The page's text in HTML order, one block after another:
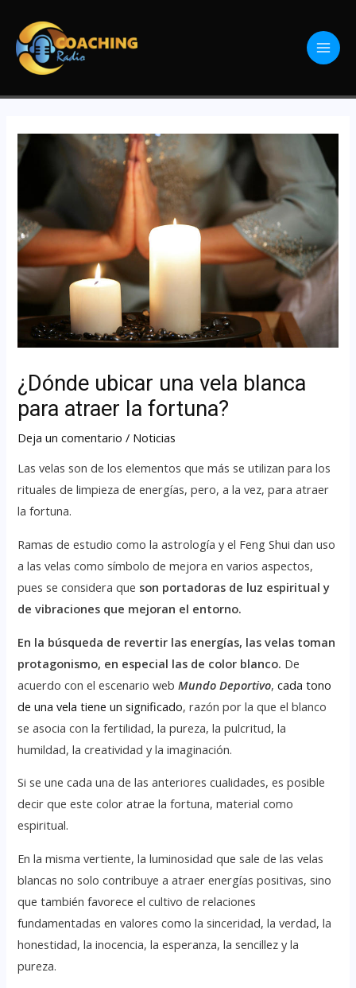
¿Dónde ubicar una vela blanca
para atraer la fortuna?
Deja un comentario / Noticias
Las velas son de los elementos que más se utilizan para los
rituales de limpieza de energías, pero, a la vez, para atraer
la fortuna.
Ramas de estudio como la astrología y el Feng Shui dan uso
a las velas como símbolo de mejora en varios aspectos,
pues se considera que son portadoras de luz espiritual y
de vibraciones que mejoran el entorno.
En la búsqueda de revertir las energías, las velas toman
protagonismo, en especial las de color blanco. De
acuerdo con el escenario webMundo Deportivo,cada tono
de una vela tiene un significado, razón por la que el blanco
se asocia con la fertilidad, la pureza, la pulcritud, la
humildad, la creatividad y la imaginación.
Si se une cada una de las anteriores cualidades, es posible
decir que este color atrae la fortuna, material como
espiritual.
En la misma vertiente, la luminosidad que sale de las velas
blancas no solo contribuye a atraer energías positivas, sino
que también favorece el cultivo de relaciones
fundamentadas en valores como la sinceridad, la verdad, la
honestidad, la inocencia, la esperanza, la sencillez y la
pureza.